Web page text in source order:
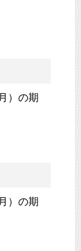
）の期
）の期